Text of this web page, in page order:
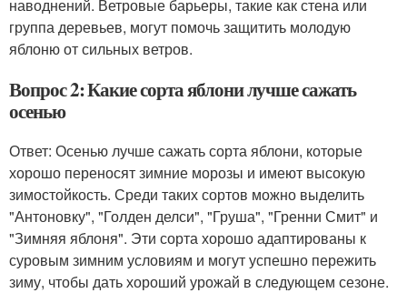
наводнений. Ветровые барьеры, такие как стена или
группа деревьев, могут помочь защитить молодую
яблоню от сильных ветров.
Вопрос 2: Какие сорта яблони лучше сажать
осенью
Ответ: Осенью лучше сажать сорта яблони, которые
хорошо переносят зимние морозы и имеют высокую
зимостойкость. Среди таких сортов можно выделить
"Антоновку", "Голден делси", "Груша", "Гренни Смит" и
"Зимняя яблоня". Эти сорта хорошо адаптированы к
суровым зимним условиям и могут успешно пережить
зиму, чтобы дать хороший урожай в следующем сезоне.